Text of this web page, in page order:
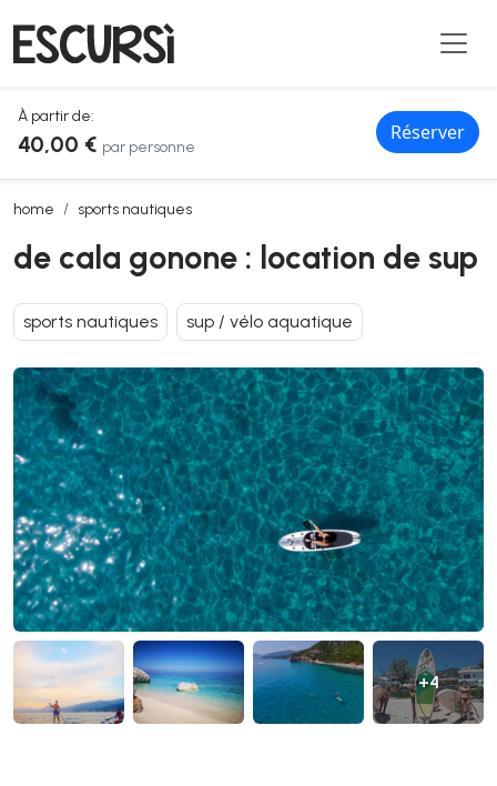
À partir de:
40,00 € par personne
Réserver
home sports nautiques
de cala gonone : location de sup
de cala gonone : location de sup
sports nautiques sup / vélo aquatique
+4